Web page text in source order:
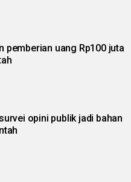
pemberian uang Rp100 juta
opini publik jadi bahan